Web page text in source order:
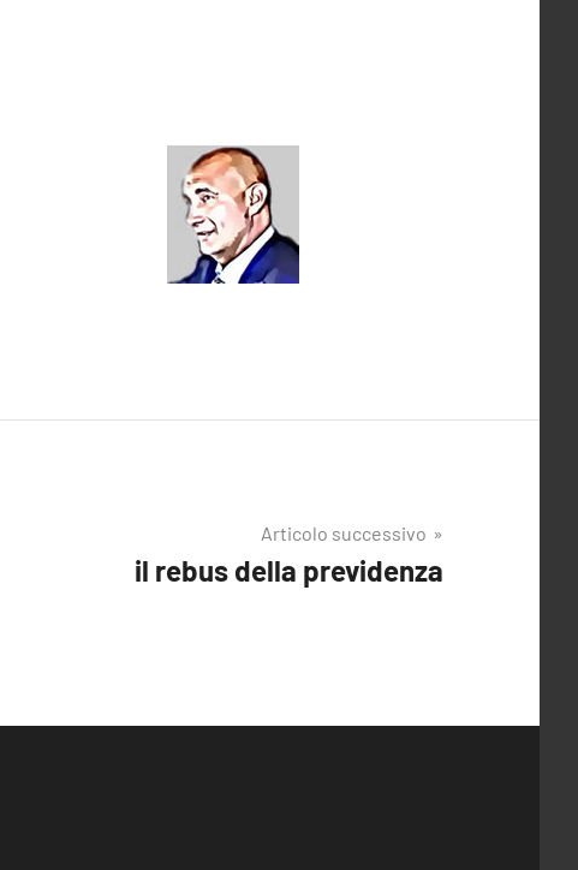
Articolo successivo
il rebus della previdenza